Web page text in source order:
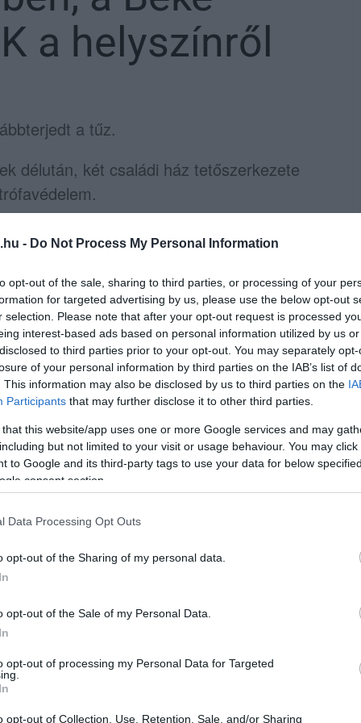
- Do Not Process My Personal Information
opt-out of the sale, sharing to third parties, or processing of your
for targeted advertising by us, please use the below opt-out
selection. Please note that after your opt-out request is processed
interest-based ads based on personal information utilized by us
to third parties prior to your opt-out. You may separately
of your personal information by third parties on the IAB’s list of
This information may also be disclosed by us to third parties on the
Participants that may further disclose it to other third parties.
that this website/app uses one or more Google services and may
but not limited to your visit or usage behaviour. You may
to Google and its third-party tags to use your data for below
consent section.
Data Processing Opt Outs
opt-out of the Sharing of my personal data.
opt-out of the Sale of my Personal Data.
opt-out of processing my Personal Data for Targeted
opt-out of Collection, Use, Retention, Sale, and/or Sharing
a helyszínről
a tűz.
délután, két családi ház tetőszerkezete
eloltani, és egy-egy hivatásos egység
a helyszínre, ahova megérkezett a
fotót is közzétett, ezek az alábbi
épületekre is átterjedt a tűz, összesen
összesen 4 család, 12 személy lakott,
kell mindnnyiuk elhelyezését.
három háznak a tetőszerkezete
tűz, amit hét vízsugárral fékeztek meg az
tűzoltók, akik négy gázpalackot és egy
az EGRI ÜGYEK Google Hírek oldalán!